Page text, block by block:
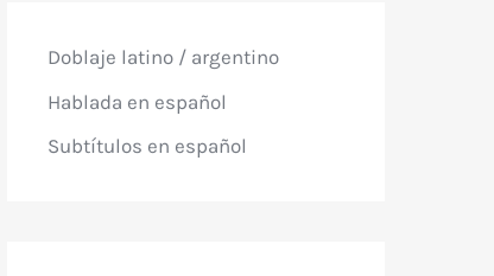
o
:
Doblaje latino / argentino
Hablada en español
Subtítulos en español